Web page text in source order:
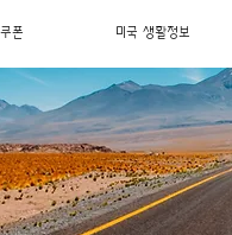
폰 미국 생활정보